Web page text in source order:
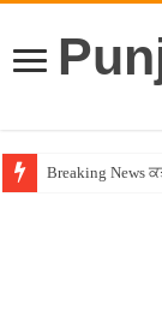
Breaking News